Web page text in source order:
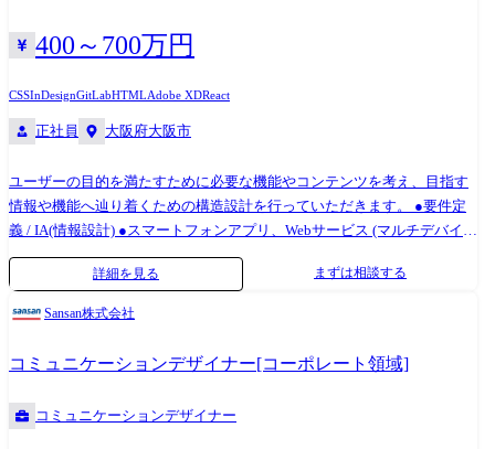
ョンです。 ≪業務委細≫ ●過去資産のデータ化 過去の膨大な開発・設計
資料をデータ資産化し、ナレッジ検索・再利用性を向上させる基盤構
築。 ●テスト自動化 生成AIを活用したテストコードの自動生成、検証工
を活用し、従来外注していた実装業務を社内でスピーディーに行う「内
POSIX, Linux, HyperVisor, C/C++, Python, シェルスクリプト, Doors,
EnterpriseArchitect, PREEvision, JIRA/Confluence, Git, SVN, Jenkins,
Wireshark等
監修、アイディアへのレビューとフィードバック、スタッフの成長に関
わるアドバイス ・プロダクションやポストプロダクションのあらゆるフ
・どの仕事においても成果物の質(クラフト)を追求する。他のクリエイテ
・社内ミーティングやお客様への提案において、感情を揺さぶる提案が
できる。お客様からのフィードバックを的確に分析し最適な解へと導く
・期限内に最高峰のクリエイティブをあらゆる人との協業によって届け
る
400～700万円
CSSInDesignGitLabHTMLAdobe XDReact
正社員 大阪府大阪市
ユーザーの目的を満たすために必要な機能やコンテンツを考え、目指す
情報や機能へ辿り着くための構造設計を行っていただきます。 ●要件定
義 / IA(情報設計) ●スマートフォンアプリ、Webサービス (マルチデバイ
ス)のUI設計構築 主にご担当いただく業務は管理画面のUI/UX設計と構築
です。 デザインチームは、UI/UXデザイナー2名/WEBデザイナー4名で構
管理】 GitLab(マージリクエストベースでレビューを実施) 【コラボレー
ションツール】 Redmine, Slack, Google Workspace
詳細を見る まずは相談する
Sansan株式会社
コミュニケーションデザイナー[コーポレート領域]
コミュニケーションデザイナー